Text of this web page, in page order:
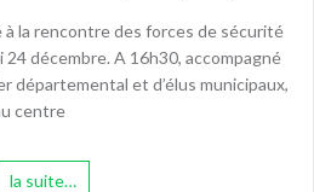
la rencontre des forces de sécurité
décembre. A 16h30, accompagné
départemental et d’élus municipaux,
centre
la suite…